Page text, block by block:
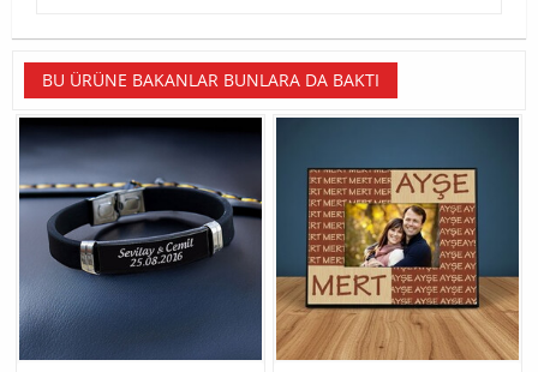
BU ÜRÜNE BAKANLAR BUNLARA DA BAKTI